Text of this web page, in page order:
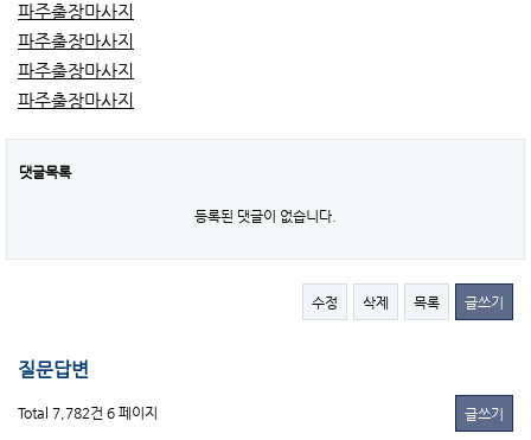
파주출장마사지
파주출장마사지
파주출장마사지
파주출장마사지
댓글목록
등록된 댓글이 없습니다.
수정 삭제 목록 글쓰기
질문답변
Total 7,782건 6 페이지 글쓰기